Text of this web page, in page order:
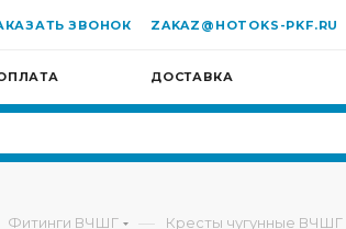
ЗВОНОК ZAKAZ@HOTOKS-PKF.RU
ДОСТАВКА
Фитинги ВЧШГ — Кресты чугунные ВЧШГ